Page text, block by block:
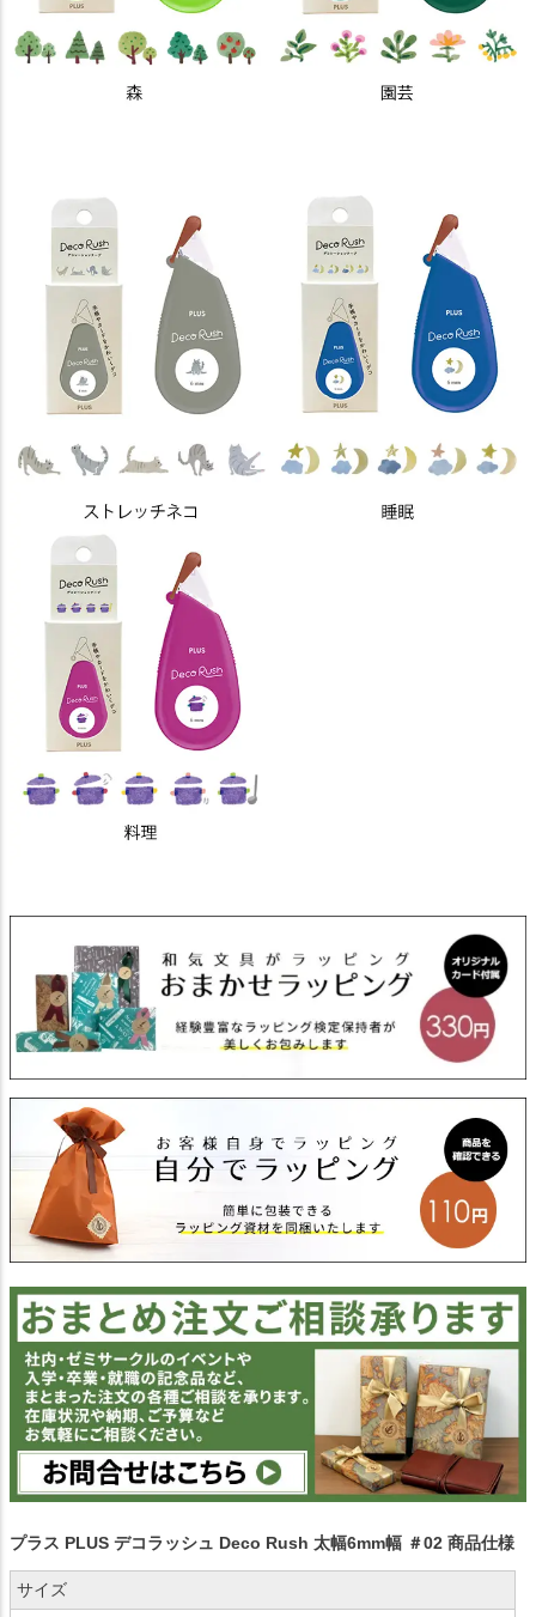
プラス PLUS デコラッシュ Deco Rush 太幅6mm幅 ＃02 商品仕様
サイズ